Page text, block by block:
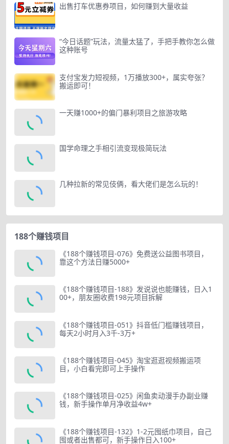
出售打车优惠券项目，如何赚到大量收益
“今日话题”玩法，流量太猛了，手把手教你怎么做
这种账号
支付宝发力短视频，1万播放300+，属实夸张？
搬运即可！
一天赚1000+的偏门暴利项目之旅游攻略
国学命理之手相引流变现极简玩法
几种拉新的常见伎俩，看大佬们是怎么玩的！
188个赚钱项目
《188个赚钱项目-076》免费送公益图书项目，
靠这个方法日赚5000+
《188个赚钱项目-188》发说说也能赚钱，日入1
00+，朋友圈收费198元项目拆解
《188个赚钱项目-051》抖音低门槛赚钱项目，
每天2小时月入3千-3万+
《188个赚钱项目-045》淘宝逛逛视频搬运项
目，小白看完即可上手操作
《188个赚钱项目-025》闲鱼卖动漫手办副业赚
钱，新手操作单月净收益4w+
《188个赚钱项目-132》1-2元囤纸巾项目，自己
囤或者出售都可，新手操作日入100+